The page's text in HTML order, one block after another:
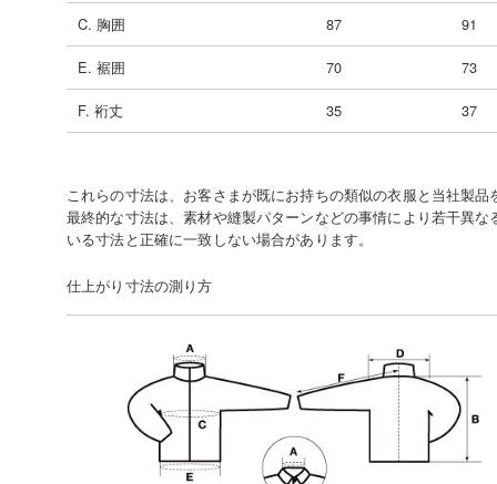
C. 胸囲 87 91
E. 裾囲 70 73
F. 裄丈 35 37
これらの寸法は、お客さまが既にお持ちの類似の衣服と当社製
最終的な寸法は、素材や縫製パターンなどの事情により若干異
いる寸法と正確に一致しない場合があります。
仕上がり寸法の測り方